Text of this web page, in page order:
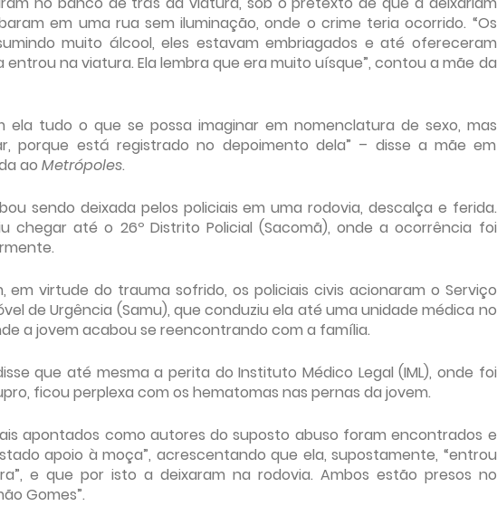
em uma rua sem iluminação, onde o crime teria ocorrido. “Os
muito álcool, eles estavam embriagados e até ofereceram
entrou na viatura. Ela lembra que era muito uísque”, contou a mãe da
ela tudo o que se possa imaginar em nomenclatura de sexo, mas
porque está registrado no depoimento dela” – disse a mãe em
ao Metrópoles.
sendo deixada pelos policiais em uma rodovia, descalça e ferida.
chegar até o 26º Distrito Policial (Sacomã), onde a ocorrência foi
em virtude do trauma sofrido, os policiais civis acionaram o Serviço
de Urgência (Samu), que conduziu ela até uma unidade médica no
a jovem acabou se reencontrando com a família.
que até mesma a perita do Instituto Médico Legal (IML), onde foi
ficou perplexa com os hematomas nas pernas da jovem.
apontados como autores do suposto abuso foram encontrados e
apoio à moça”, acrescentando que ela, supostamente, “entrou
e que por isto a deixaram na rodovia. Ambos estão presos no
Gomes”.